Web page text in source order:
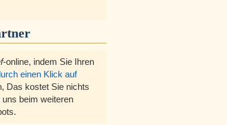
-online, indem Sie Ihren
einen Klick auf
Das kostet Sie nichts
beim weiteren